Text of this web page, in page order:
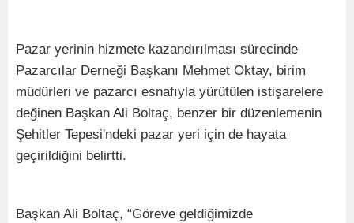
Pazar yerinin hizmete kazandırılması sürecinde
Pazarcılar Derneği Başkanı Mehmet Oktay, birim
müdürleri ve pazarcı esnafıyla yürütülen istişarelere
değinen Başkan Ali Boltaç, benzer bir düzenlemenin
Şehitler Tepesi'ndeki pazar yeri için de hayata
geçirildiğini belirtti.
Başkan Ali Boltaç, “Göreve geldiğimizde